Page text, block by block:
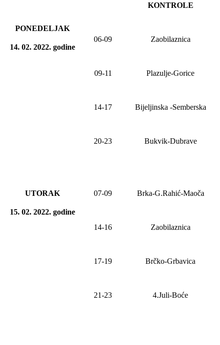
KONTROLE
PONEDELJAK
14. 02. 2022. godine
06-09 Zaobilaznica
09-11 Plazulje-Gorice
14-17 Bijeljinska -Semberska
20-23 Bukvik-Dubrave
UTORAK
15. 02. 2022. godine
07-09 Brka-G.Rahić-Maoča
14-16 Zaobilaznica
17-19 Brčko-Grbavica
21-23 4.Juli-Boće